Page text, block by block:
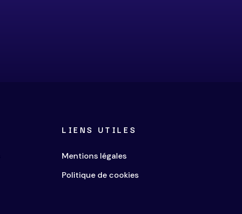
LIENS UTILES
Mentions légales
Politique de cookies